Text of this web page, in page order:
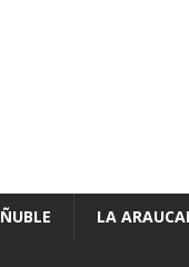
ÑUBLE LA